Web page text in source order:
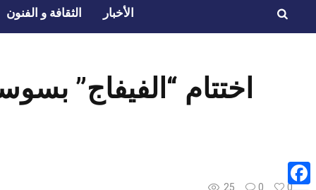
الثقافة و الفنون الأخبار
اختتام “الفيفاج”